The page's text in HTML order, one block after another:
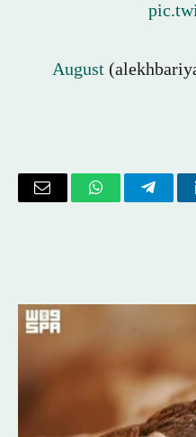
August
تيلقرام واتسابالبريد